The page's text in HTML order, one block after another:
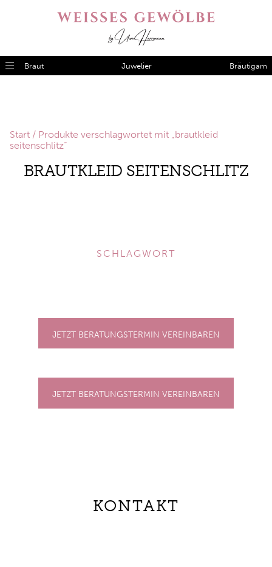
Braut Juwelier Bräutigam
Start / Produkte verschlagwortet mit „brautkleid
seitenschlitz“
BRAUTKLEID SEITENSCHLITZ
SCHLAGWORT
JETZT BERATUNGSTERMIN VEREINBAREN
JETZT BERATUNGSTERMIN VEREINBAREN
KONTAKT